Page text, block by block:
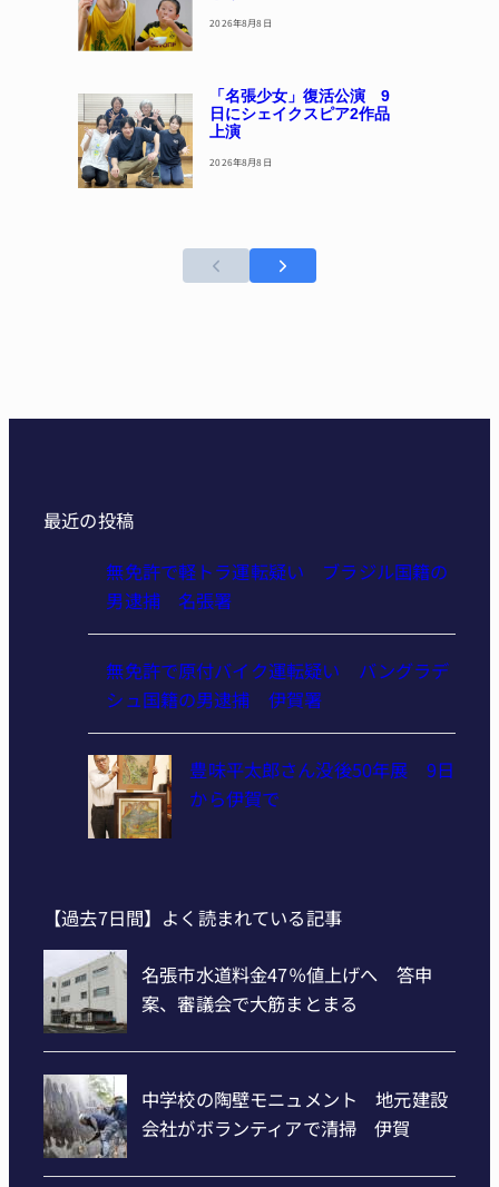
2026年8月8日
「名張少女」復活公演 9
日にシェイクスピア2作品
上演
2026年8月8日
最近の投稿
無免許で軽トラ運転疑い ブラジル国籍の
男逮捕 名張署
無免許で原付バイク運転疑い バングラデ
シュ国籍の男逮捕 伊賀署
豊味平太郎さん没後50年展 9日
から伊賀で
【過去7日間】よく読まれている記事